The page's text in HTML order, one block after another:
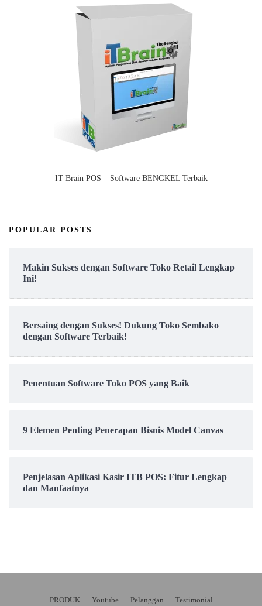
IT Brain POS – Software BENGKEL Terbaik
POPULAR POSTS
Makin Sukses dengan Software Toko Retail Lengkap
Ini!
Bersaing dengan Sukses! Dukung Toko Sembako
dengan Software Terbaik!
Penentuan Software Toko POS yang Baik
9 Elemen Penting Penerapan Bisnis Model Canvas
Penjelasan Aplikasi Kasir ITB POS: Fitur Lengkap
dan Manfaatnya
PRODUK Youtube Pelanggan Testimonial